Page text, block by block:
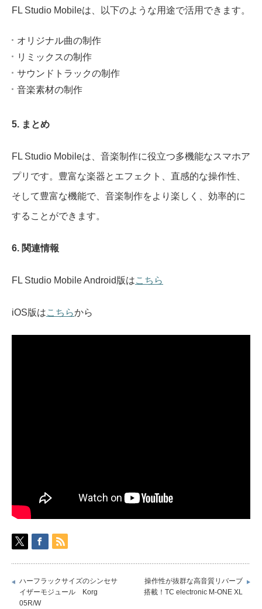
FL Studio Mobileは、以下のような用途で活用できます。
オリジナル曲の制作
リミックスの制作
サウンドトラックの制作
音楽素材の制作
5. まとめ
FL Studio Mobileは、音楽制作に役立つ多機能なスマホア
プリです。豊富な楽器とエフェクト、直感的な操作性、
そして豊富な機能で、音楽制作をより楽しく、効率的に
することができます。
6. 関連情報
FL Studio Mobile Android版はこちら
iOS版はこちらから
ハーフラックサイズのシンセサ
イザーモジュール Korg
05R/W
操作性が抜群な高音質リバーブ
搭載！TC electronic M-ONE XL